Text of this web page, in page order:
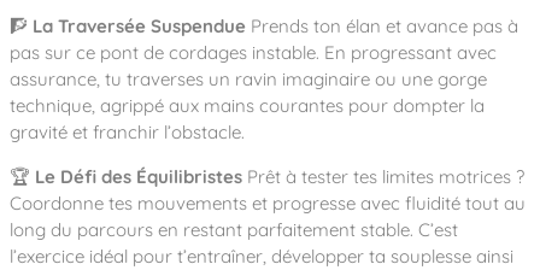
Équipements sportifs
Architectes, Paysagistes-concepteurs
Camping et résidences de vacances
Des aires intergénérationnelles de
Des aires de jeux pour tous les enfants
L’éco-conception de nos jeux
La végétalisation des cours d’école
Nos matériaux
Nos fonctions ludiques & sportives
Nos sols amortissants
Réalisations
Contact
Les questions fréquentes
Catalogues
🧗 La Traversée Suspendue Prends ton élan et avance pas à
pas sur ce pont de cordages instable. En progressant avec
assurance, tu traverses un ravin imaginaire ou une gorge
technique, agrippé aux mains courantes pour dompter la
gravité et franchir l’obstacle.
🏆 Le Défi des Équilibristes Prêt à tester tes limites motrices ?
Coordonne tes mouvements et progresse avec fluidité tout au
long du parcours en restant parfaitement stable. C’est
l’exercice idéal pour t’entraîner, développer ta souplesse ainsi